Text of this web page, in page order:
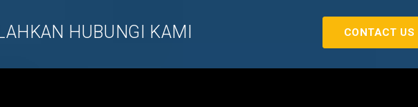
HUBUNGI KAMI CONTACT US